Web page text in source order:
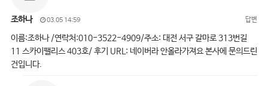
조하나 03.05 14:59 답변
이름:조하나 /연락처:010-3522-4909/주소: 대전 서구 갈마로 313번길
11 스카이팰리스 403호/ 후기 URL: 네이버라 안올라가져요 본사에 문의드린
건입니다.